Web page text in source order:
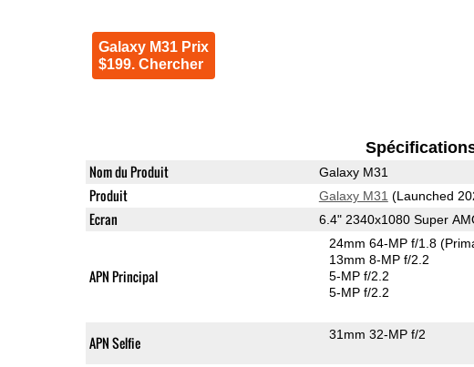
Galaxy M31 Prix
$199. Chercher
Nom du Produit Galaxy M31
Produit Galaxy M31 (Launched
Ecran 6.4" 2340x1080 Super
APN Principal
24mm 64-MP f/1.8
13mm 8-MP f/2.2
5-MP f/2.2
5-MP f/2.2
APN Selfie 31mm 32-MP f/2